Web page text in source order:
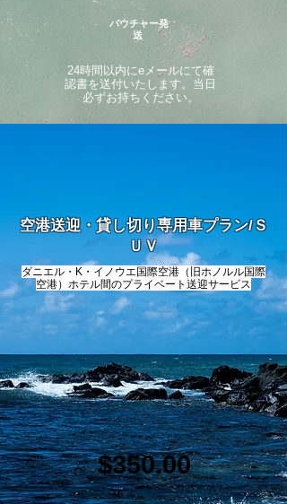
バウチャー発
送
24時間以内にeメールにて確
認書を送付いたします。当日
必ずお持ちください。
空港送迎・貸し切り専用車プラン/Ｓ
ＵＶ
ダニエル・K・イノウエ国際空港（旧ホノルル国際
空港）ホテル間のプライベート送迎サービス
$350.00